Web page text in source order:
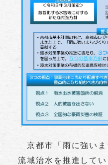
京都市「雨に強いま
流域治水を推進して